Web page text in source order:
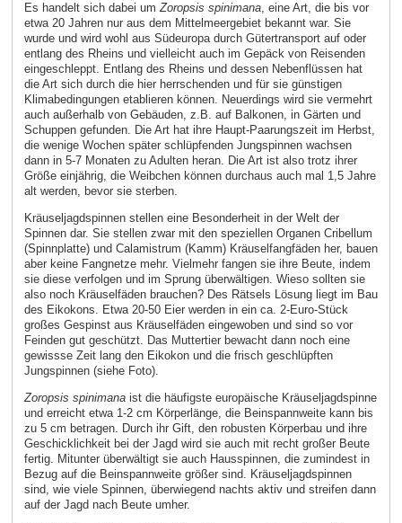
Es handelt sich dabei umZoropsis spinimana, eine Art, die bis vor
etwa 20 Jahren nur aus dem Mittelmeergebiet bekannt war. Sie
wurde und wird wohl aus Südeuropa durch Gütertransport auf oder
entlang des Rheins und vielleicht auch im Gepäck von Reisenden
eingeschleppt. Entlang des Rheins und dessen Nebenflüssen hat
die Art sich durch die hier herrschenden und für sie günstigen
Klimabedingungen etablieren können. Neuerdings wird sie vermehrt
auch außerhalb von Gebäuden, z.B. auf Balkonen, in Gärten und
Schuppen gefunden. Die Art hat ihre Haupt-Paarungszeit im Herbst,
die wenige Wochen später schlüpfenden Jungspinnen wachsen
dann in 5-7 Monaten zu Adulten heran. Die Art ist also trotz ihrer
Größe einjährig, die Weibchen können durchaus auch mal 1,5 Jahre
alt werden, bevor sie sterben.
Kräuseljagdspinnen stellen eine Besonderheit in der Welt der
Spinnen dar. Sie stellen zwar mit den speziellen Organen Cribellum
(Spinnplatte) und Calamistrum (Kamm) Kräuselfangfäden her, bauen
aber keine Fangnetze mehr. Vielmehr fangen sie ihre Beute, indem
sie diese verfolgen und im Sprung überwältigen. Wieso sollten sie
also noch Kräuselfäden brauchen? Des Rätsels Lösung liegt im Bau
des Eikokons. Etwa 20-50 Eier werden in ein ca. 2-Euro-Stück
großes Gespinst aus Kräuselfäden eingewoben und sind so vor
Feinden gut geschützt. Das Muttertier bewacht dann noch eine
gewissse Zeit lang den Eikokon und die frisch geschlüpften
Jungspinnen (siehe Foto).
Zoropsis spinimanaist die häufigste europäische Kräuseljagdspinne
und erreicht etwa 1-2 cm Körperlänge, die Beinspannweite kann bis
zu 5 cm betragen. Durch ihr Gift, den robusten Körperbau und ihre
Geschicklichkeit bei der Jagd wird sie auch mit recht großer Beute
fertig. Mitunter überwältigt sie auch Hausspinnen, die zumindest in
Bezug auf die Beinspannweite größer sind. Kräuseljagdspinnen
sind, wie viele Spinnen, überwiegend nachts aktiv und streifen dann
auf der Jagd nach Beute umher.